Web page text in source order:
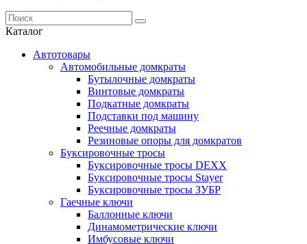
Каталог
Автотовары
Автомобильные домкраты
Бутылочные домкраты
Винтовые домкраты
Подкатные домкраты
Подставки под машину
Реечные домкраты
Резиновые опоры для домкратов
Буксировочные тросы
Буксировочные тросы DEXX
Буксировочные тросы Stayer
Буксировочные тросы ЗУБР
Гаечные ключи
Баллонные ключи
Динамометрические ключи
Имбусовые ключи